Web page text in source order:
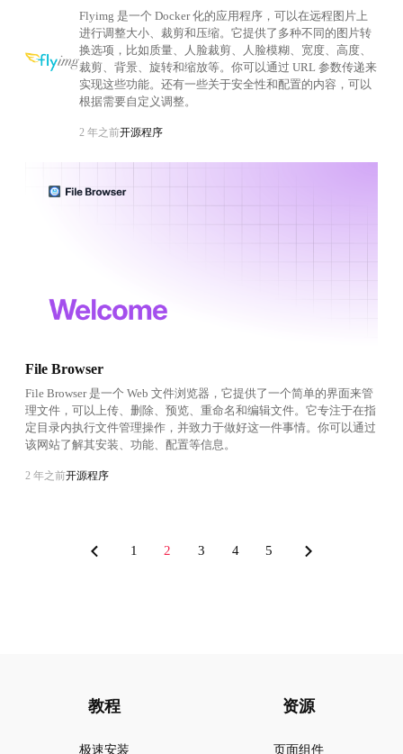
Flyimg 是一个 Docker 化的应用程序，可以在远程图片上
进行调整大小、裁剪和压缩。它提供了多种不同的图片转
换选项，比如质量、人脸裁剪、人脸模糊、宽度、高度、
裁剪、背景、旋转和缩放等。你可以通过 URL 参数传递来
实现这些功能。还有一些关于安全性和配置的内容，可以
根据需要自定义调整。
2 年之前开源程序
File Browser
File Browser 是一个 Web 文件浏览器，它提供了一个简单的界面来管
理文件，可以上传、删除、预览、重命名和编辑文件。它专注于在指
定目录内执行文件管理操作，并致力于做好这一件事情。你可以通过
该网站了解其安装、功能、配置等信息。
2 年之前开源程序
1 2 3 4 5
教程
极速安装
资源
页面组件